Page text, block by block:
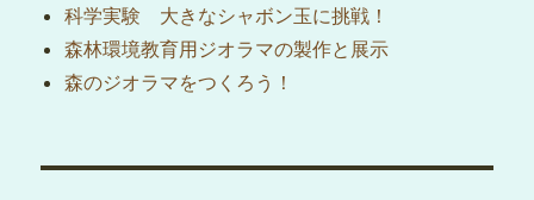
科学実験 大きなシャボン玉に挑戦！
森林環境教育用ジオラマの製作と展示
森のジオラマをつくろう！